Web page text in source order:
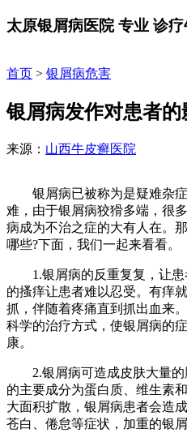
太原银屑病医院专业 诊
首页 > 银屑病危害
银屑病发作对患者
来源： 山西牛皮癣医院
银屑病已被称为是疑难杂症
难，由于银屑病狡猾多端，很
病成为不治之症的大有人在。
哪些?下面，我们一起来看看。
1.银屑病的反重复复，让患
的搔痒让患者难以忍受。有痒
抓，伴随着疼痛直到抓出血来
科学的治疗方式，使银屑病的
康。
2.银屑病可造成皮肤大量的
的主要成分为蛋白质、维生素
大面积扩散，银屑病患者会造
苍白、倦怠等症状，加重的银